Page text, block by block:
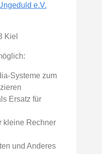
e.V.
Kiel
Systeme zum
Ersatz für
kleine Rechner
und Anderes